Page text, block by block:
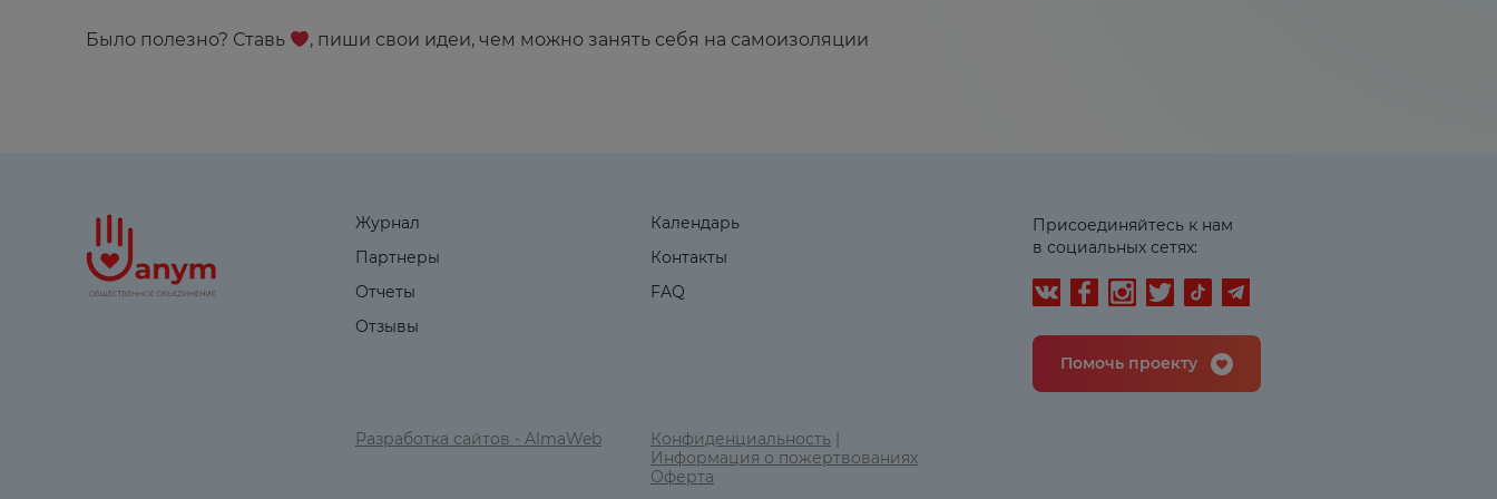
Было полезно? Ставь
, пиши свои идеи, чем можно занять себя на самоизоляции
Журнал
Календарь
Партнеры
Контакты
Отчеты
FAQ
Отзывы
Присоединяйтесь к нам
в социальных сетях:
Помочь проекту
Разработка сайтов - AlmaWeb Конфиденциальность |
Информация о пожертвованиях
Оферта